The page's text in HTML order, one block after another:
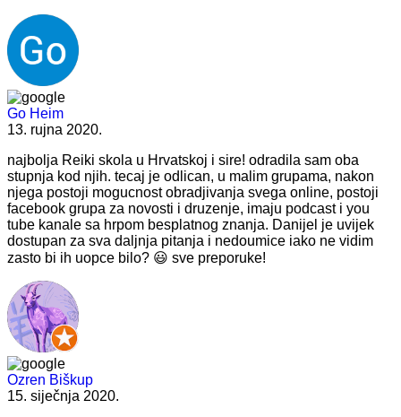
Go Heim
13. rujna 2020.
najbolja Reiki skola u Hrvatskoj i sire! odradila sam oba
stupnja kod njih. tecaj je odlican, u malim grupama, nakon
njega postoji mogucnost obradjivanja svega online, postoji
facebook grupa za novosti i druzenje, imaju podcast i you
tube kanale sa hrpom besplatnog znanja. Danijel je uvijek
dostupan za sva daljnja pitanja i nedoumice iako ne vidim
zasto bi ih uopce bilo? 😃 sve preporuke!
Ozren Biškup
15. siječnja 2020.